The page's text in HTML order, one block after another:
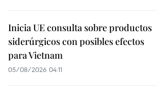
Inicia UE consulta sobre productos
siderúrgicos con posibles efectos
para Vietnam
05/08/2026 04:11